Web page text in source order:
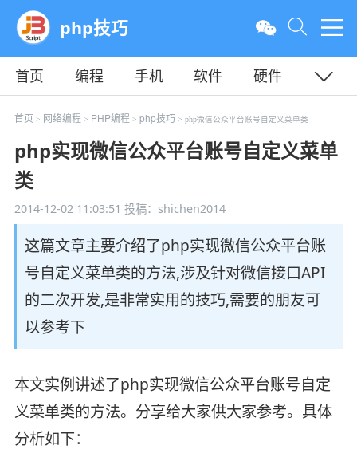
php技巧
首页 编程 手机 软件
硬件
教程
平面 服务器
首页 > 网络编程 > PHP编程 > php技巧 > php微信公众平台账号自定义菜单类
php实现微信公众平台账号自定义菜单
类
2014-12-02 11:03:51 投稿：shichen2014
这篇文章主要介绍了php实现微信公众平台账
号自定义菜单类的方法,涉及针对微信接口API
的二次开发,是非常实用的技巧,需要的朋友可
以参考下
本文实例讲述了php实现微信公众平台账号自定
义菜单类的方法。分享给大家供大家参考。具体
分析如下：